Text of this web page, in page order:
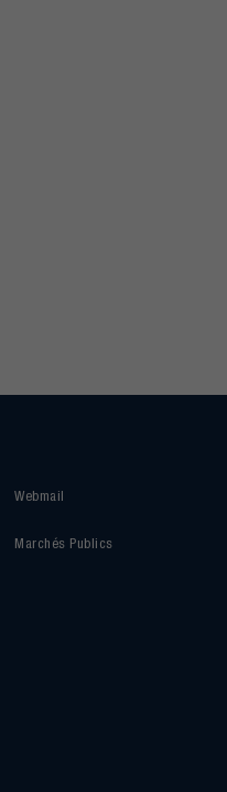
Webmail
Marchés Publics